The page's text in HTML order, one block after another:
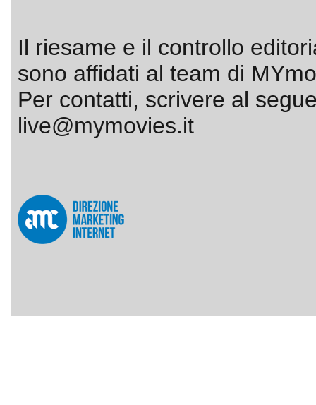
Il riesame e il controllo
sono affidati al team di
Per contatti, scrivere al
live@mymovies.it